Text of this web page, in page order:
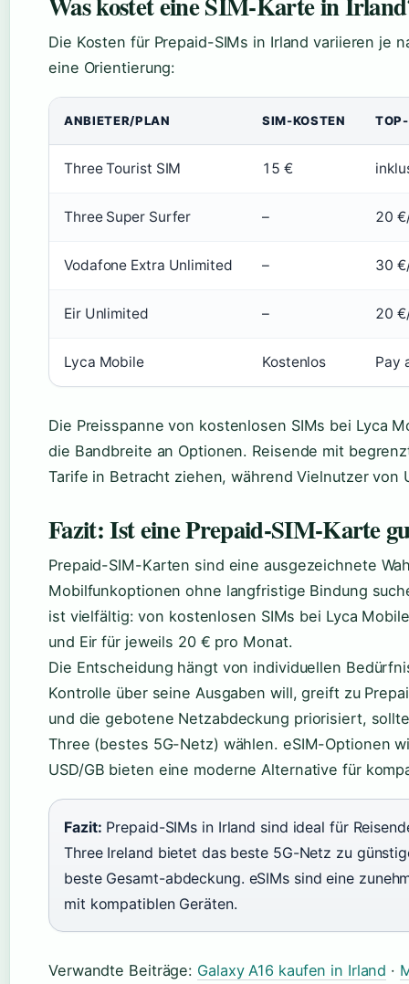
Die Kosten für Prepaid-SIMs in Irland variieren je
eine Orientierung:
ANBIETER/PLAN SIM-KOSTEN
Three Tourist SIM 15 €
Three Super Surfer – 20
Vodafone Extra Unlimited – 30
Eir Unlimited – 20
Lyca Mobile Kostenlos Pay
Die Preisspanne von kostenlosen SIMs bei Lyca
die Bandbreite an Optionen. Reisende mit
Tarife in Betracht ziehen, während Vielnutzer von
Fazit: Ist eine Prepaid-SIM-Karte
Prepaid-SIM-Karten sind eine ausgezeichnete
Mobilfunkoptionen ohne langfristige Bindung
ist vielfältig: von kostenlosen SIMs bei Lyca
und Eir für jeweils 20 € pro Monat.
Die Entscheidung hängt von individuellen
Kontrolle über seine Ausgaben will, greift zu
und die gebotene Netzabdeckung priorisiert,
Three (bestes 5G-Netz) wählen. eSIM-Optionen
USD/GB bieten eine moderne Alternative für
Fazit: Prepaid-SIMs in Irland sind ideal für
Three Ireland bietet das beste 5G-Netz zu
beste Gesamt-abdeckung. eSIMs sind eine
mit kompatiblen Geräten.
Verwandte Beiträge: Galaxy A16 kaufen in Irland ·